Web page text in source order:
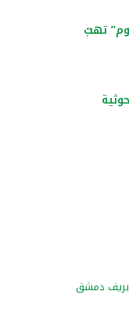
تهبّ
بريف دمشق